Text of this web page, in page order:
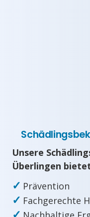
Unsere
Überlingen
✓ Prävention
✓ Fachgerechte
✓